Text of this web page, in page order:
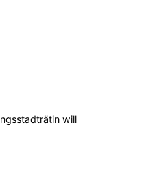
will